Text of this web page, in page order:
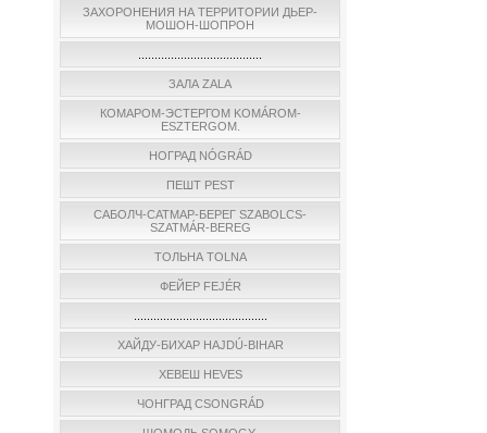
ЗАХОРОНЕНИЯ НА ТЕРРИТОРИИ ДЬЕР-
МОШОН-ШОПРОН
ЗАЛА ZALA
КОМАРОМ-ЭСТЕРГОМ KOMÁROM-
ESZTERGOM.
НОГРАД NÓGRÁD
ПЕШТ PEST
САБОЛЧ-САТМАР-БЕРЕГ SZABOLCS-
SZATMÁR-BEREG
ТОЛЬНА TOLNA
ФЕЙЕР FEJÉR
ХАЙДУ-БИХАР HAJDÚ-BIHAR
ХЕВЕШ HEVES
ЧОНГРАД CSONGRÁD